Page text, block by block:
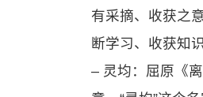
有采摘、收获之
断学习、收获知
– 灵均：屈原《